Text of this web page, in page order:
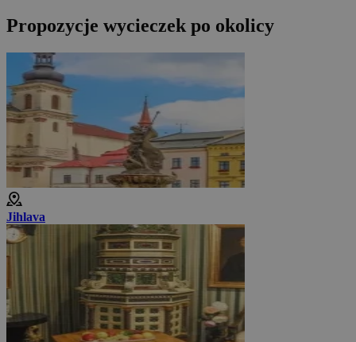
Propozycje wycieczek po okolicy
Jihlava